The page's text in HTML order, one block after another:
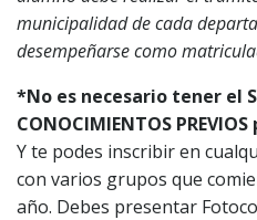
municipalidad de cada
desempeñarse como
*No es necesario tener el
CONOCIMIENTOS PREVIOS
Y te podes inscribir en
con varios grupos que
año. Debes presentar